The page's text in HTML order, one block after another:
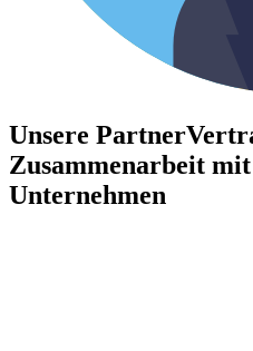
Unsere Partner
Zusammenarbeit mit
Unternehmen